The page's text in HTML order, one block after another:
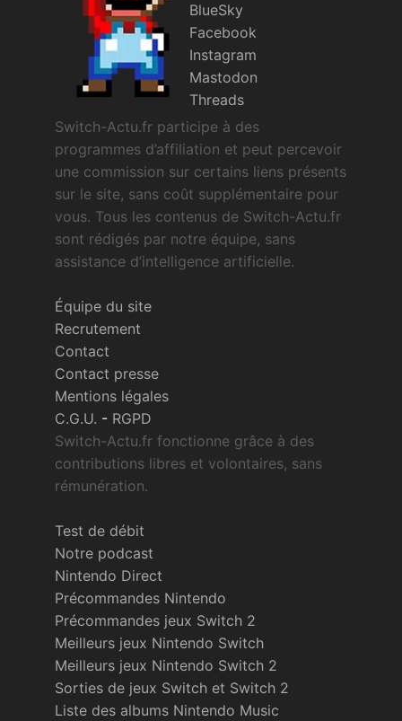
BlueSky
Facebook
Instagram
Mastodon
Threads
Switch-Actu.fr participe à des
programmes d’affiliation et peut percevoir
une commission sur certains liens présents
sur le site, sans coût supplémentaire pour
vous. Tous les contenus de Switch-Actu.fr
sont rédigés par notre équipe, sans
assistance d’intelligence artificielle.
Équipe du site
Recrutement
Contact
Contact presse
Mentions légales
C.G.U. - RGPD
Switch-Actu.fr fonctionne grâce à des
contributions libres et volontaires, sans
rémunération.
Test de débit
Notre podcast
Nintendo Direct
Précommandes Nintendo
Précommandes jeux Switch 2
Meilleurs jeux Nintendo Switch
Meilleurs jeux Nintendo Switch 2
Sorties de jeux Switch et Switch 2
Liste des albums Nintendo Music